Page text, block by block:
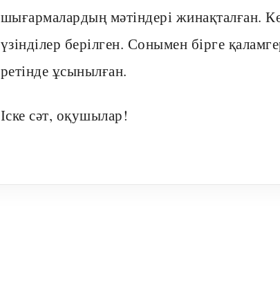
шығармалардың мәтіндері жинақталған.
үзінділер берілген. Сонымен бірге
ретінде ұсынылған.
Іске сәт, оқушылар!